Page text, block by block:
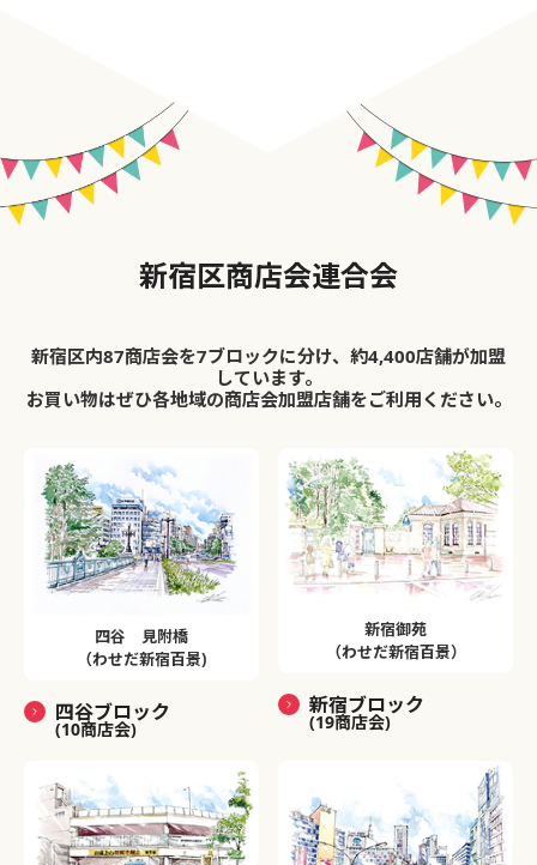
新宿区商店会連合会
新宿区内87商店会を7ブロックに分け、約4,400店舗が加盟
しています。
お買い物はぜひ各地域の商店会加盟店舗をご利用ください。
四谷 見附橋
（わせだ新宿百景)
四谷ブロック
(10商店会)
新宿御苑
（わせだ新宿百景）
新宿ブロック
(19商店会)